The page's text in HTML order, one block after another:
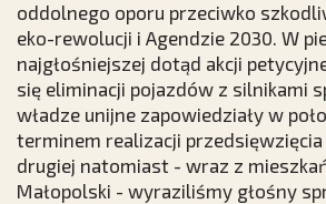
oddolnego oporu przeciwko
eko-rewolucji i Agendzie 2030. W
najgłośniejszej dotąd akcji
się eliminacji pojazdów z silnikami
władze unijne zapowiedziały w
terminem realizacji przedsięwzięcia
drugiej natomiast - wraz z
Małopolski - wyraziliśmy głośny